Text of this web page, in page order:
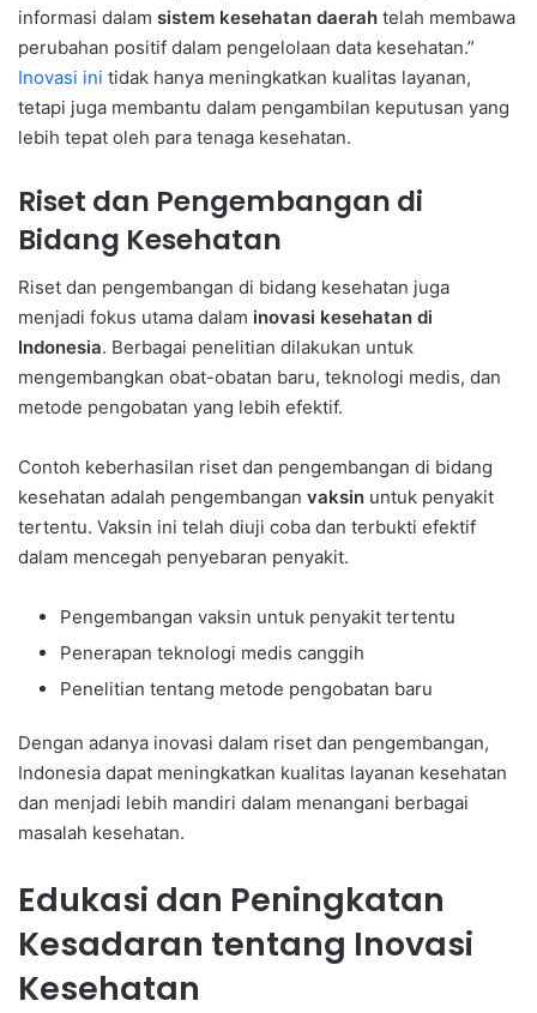
informasi dalam sistem kesehatan daerah telah membawa
perubahan positif dalam pengelolaan data kesehatan.”
Inovasi ini tidak hanya meningkatkan kualitas layanan,
tetapi juga membantu dalam pengambilan keputusan yang
lebih tepat oleh para tenaga kesehatan.
Riset dan Pengembangan di
Bidang Kesehatan
Riset dan pengembangan di bidang kesehatan juga
menjadi fokus utama dalam inovasi kesehatan di
Indonesia. Berbagai penelitian dilakukan untuk
mengembangkan obat-obatan baru, teknologi medis, dan
metode pengobatan yang lebih efektif.
Contoh keberhasilan riset dan pengembangan di bidang
kesehatan adalah pengembangan vaksin untuk penyakit
tertentu. Vaksin ini telah diuji coba dan terbukti efektif
dalam mencegah penyebaran penyakit.
Pengembangan vaksin untuk penyakit tertentu
Penerapan teknologi medis canggih
Penelitian tentang metode pengobatan baru
Dengan adanya inovasi dalam riset dan pengembangan,
Indonesia dapat meningkatkan kualitas layanan kesehatan
dan menjadi lebih mandiri dalam menangani berbagai
masalah kesehatan.
Edukasi dan Peningkatan
Kesadaran tentang Inovasi
Kesehatan